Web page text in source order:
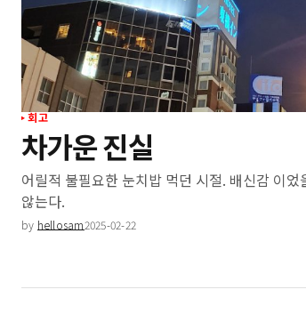
회고
차가운 진실
어릴적 불필요한 눈치밥 먹던 시절. 배신감 이
않는다.
by hellosam2025-02-22